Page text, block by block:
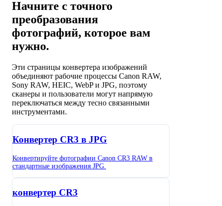
Начните с точного
преобразования
фотографий, которое вам
нужно.
Эти страницы конвертера изображений
объединяют рабочие процессы Canon RAW,
Sony RAW, HEIC, WebP и JPG, поэтому
сканеры и пользователи могут напрямую
переключаться между тесно связанными
инструментами.
Конвертер CR3 в JPG
Конвертируйте фотографии Canon CR3 RAW в
стандартные изображения JPG.
конвертер CR3